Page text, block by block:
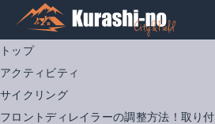
トップ
アクティビティ
サイクリング
フロントディレイラーの調整方法！取り